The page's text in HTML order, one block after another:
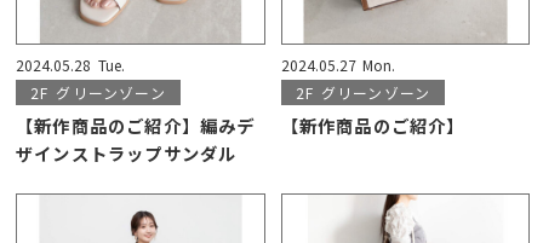
2024.05.28 Tue.
2F グリーンゾーン
【新作商品のご紹介】編みデ
ザインストラップサンダル
2024.05.27 Mon.
2F グリーンゾーン
【新作商品のご紹介】